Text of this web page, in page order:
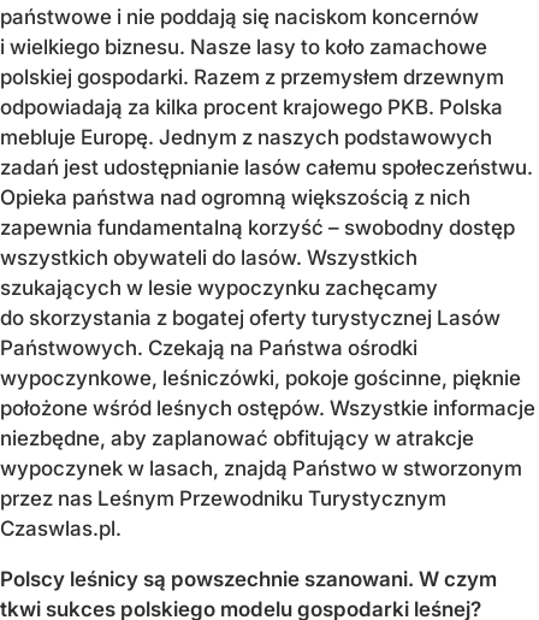
państwowe i nie poddają się naciskom koncernów
i wielkiego biznesu. Nasze lasy to koło zamachowe
polskiej gospodarki. Razem z przemysłem drzewnym
odpowiadają za kilka procent krajowego PKB. Polska
mebluje Europę. Jednym z naszych podstawowych
zadań jest udostępnianie lasów całemu społeczeństwu.
Opieka państwa nad ogromną większością z nich
zapewnia fundamentalną korzyść – swobodny dostęp
wszystkich obywateli do lasów. Wszystkich
szukających w lesie wypoczynku zachęcamy
do skorzystania z bogatej oferty turystycznej Lasów
Państwowych. Czekają na Państwa ośrodki
wypoczynkowe, leśniczówki, pokoje gościnne, pięknie
położone wśród leśnych ostępów. Wszystkie informacje
niezbędne, aby zaplanować obfitujący w atrakcje
wypoczynek w lasach, znajdą Państwo w stworzonym
przez nas Leśnym Przewodniku Turystycznym
Czaswlas.pl.
Polscy leśnicy są powszechnie szanowani. W czym
tkwi sukces polskiego modelu gospodarki leśnej?